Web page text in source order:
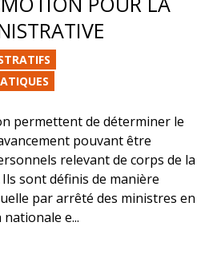
permettent de déterminer le
pouvant être
relevant de corps de la
sont définis de manière
par arrêté des ministres en
nationale e...